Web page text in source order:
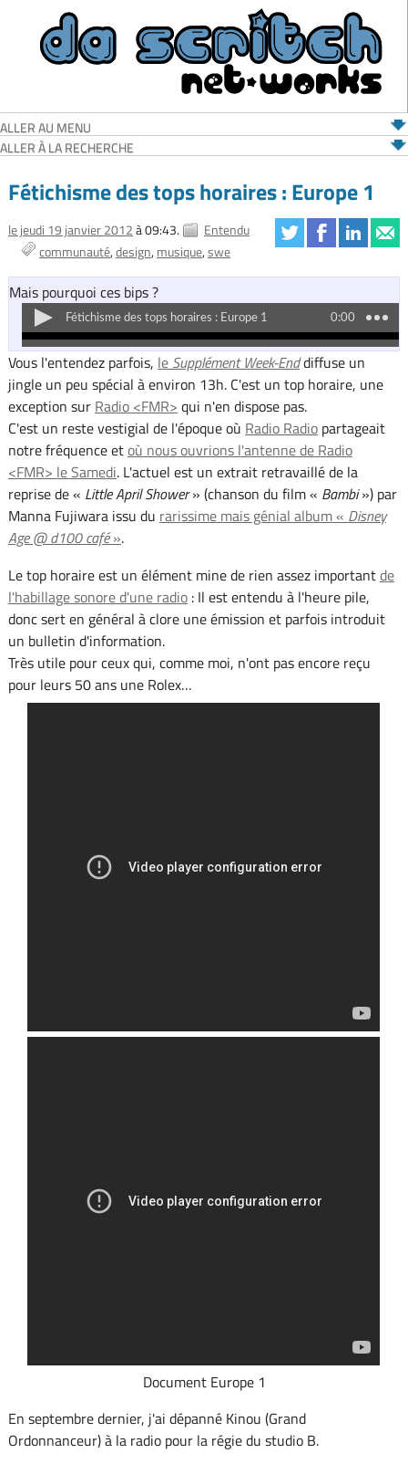
ALLER AU MENU
ALLER À LA RECHERCHE
Fétichisme des tops horaires : Europe 1
le jeudi 19 janvier 2012à 09:43.
Entendu
communauté design musique swe
Mais pourquoi ces bips ?
Vous l'entendez parfois, le Supplément Week-Enddiffuse un
jingle un peu spécial à environ 13h. C'est un top horaire, une
exception sur Radio <FMR> qui n'en dispose pas.
C'est un reste vestigial de l'époque où Radio Radiopartageait
notre fréquence etoù nous ouvrions l'antenne de Radio
<FMR> le Samedi. L'actuel est un extrait retravaillé de la
reprise de « Little April Shower» (chanson du film « Bambi») par
Manna Fujiwara issu du rarissime mais génial album « Disney
Age @ d100 café».
Le top horaire est un élément mine de rien assez importantde
l'habillage sonore d'une radio: Il est entendu à l'heure pile,
donc sert en général à clore une émission et parfois introduit
un bulletin d'information.
Très utile pour ceux qui, comme moi, n'ont pas encore reçu
pour leurs 50 ans une Rolex…
Document Europe 1
En septembre dernier, j'ai dépanné Kinou (Grand
Ordonnanceur) à la radio pour la régie du studio B.